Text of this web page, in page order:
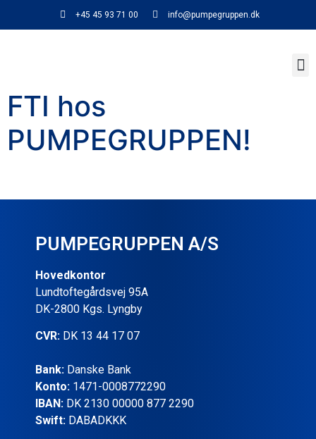
+45 45 93 71 00 info@pumpegruppen.dk
FTI hos
PUMPEGRUPPEN!
PUMPEGRUPPEN A/S
Hovedkontor
Lundtoftegårdsvej 95A
DK-2800 Kgs. Lyngby
CVR: DK 13 44 17 07
Bank: Danske Bank
Konto: 1471-0008772290
IBAN: DK 2130 00000 877 2290
Swift: DABADKKK